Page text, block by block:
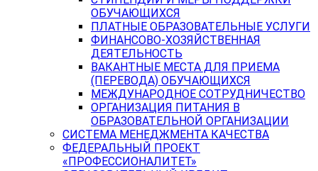
ОБУЧАЮЩИХСЯ
ПЛАТНЫЕ ОБРАЗОВАТЕЛЬНЫЕ УСЛУГИ
ФИНАНСОВО-ХОЗЯЙСТВЕННАЯ
ДЕЯТЕЛЬНОСТЬ
ВАКАНТНЫЕ МЕСТА ДЛЯ ПРИЕМА
(ПЕРЕВОДА) ОБУЧАЮЩИХСЯ
МЕЖДУНАРОДНОЕ СОТРУДНИЧЕСТВО
ОРГАНИЗАЦИЯ ПИТАНИЯ В
ОБРАЗОВАТЕЛЬНОЙ ОРГАНИЗАЦИИ
СИСТЕМА МЕНЕДЖМЕНТА КАЧЕСТВА
ФЕДЕРАЛЬНЫЙ ПРОЕКТ
«ПРОФЕССИОНАЛИТЕТ»